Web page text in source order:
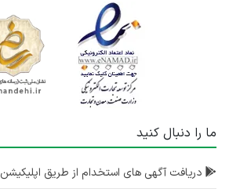
ما را دنبال کنید
دریافت آگهی های استخدام از طریق اپلیکیشن